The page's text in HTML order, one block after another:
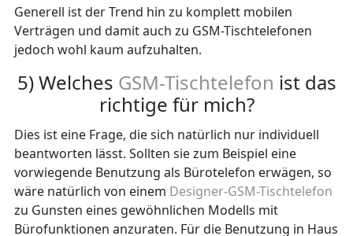
Generell ist der Trend hin zu komplett mobilen
Verträgen und damit auch zu GSM-Tischtelefonen
jedoch wohl kaum aufzuhalten.
5) Welches GSM-Tischtelefon ist das
richtige für mich?
Dies ist eine Frage, die sich natürlich nur individuell
beantworten lässt. Sollten sie zum Beispiel eine
vorwiegende Benutzung als Bürotelefon erwägen, so
wäre natürlich von einem Designer-GSM-Tischtelefon
zu Gunsten eines gewöhnlichen Modells mit
Bürofunktionen anzuraten. Für die Benutzung in Haus